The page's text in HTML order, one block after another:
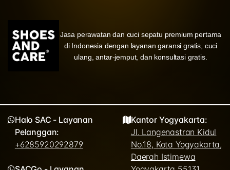
Jasa perawatan dan cuci sepatu premium pertama
di Indonesia dengan layanan garansi gratis, cuci
ulang, antar-jemput, dan konsultasi gratis.
Halo SAC - Layanan
Pelanggan:
+6285920292879
Kantor Yogyakarta:
Jl. Langenastran Kidul
No.18, Kota Yogyakarta,
Daerah Istimewa